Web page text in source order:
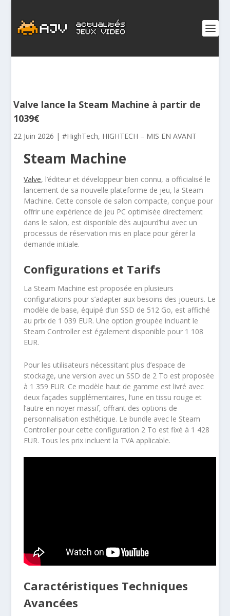
Valve lance la Steam Machine à partir de
1039€
22 Juin 2026 |#HighTech, HIGHTECH – MIS EN AVANT
Steam Machine
Valve, l’éditeur et développeur bien connu, a officialisé le
lancement de sa nouvelle plateforme de jeu, la Steam
Machine. Cette console de salon compacte, conçue pour
offrir une expérience de jeu PC optimisée directement
dans le salon, est disponible dès aujourd’hui avec un
processus de réservation mis en place pour gérer la
demande initiale.
Configurations et Tarifs
La Steam Machine est proposée en plusieurs
configurations pour s’adapter aux besoins des joueurs. Le
modèle de base, équipé d’un SSD de 512 Go, est affiché
au prix de 1 039 EUR. Une option groupée incluant le
Steam Controller est également disponible pour 1 108
EUR.
Pour les utilisateurs nécessitant plus d’espace de
stockage, une version avec un SSD de 2 To est proposée
à 1 359 EUR. Ce modèle haut de gamme est livré avec
deux façades supplémentaires, l’une en tissu rouge et
l’autre en noyer massif, offrant des options de
personnalisation esthétique. Le bundle avec le Steam
Controller pour cette configuration 2 To est fixé à 1 428
EUR. Tous les prix incluent la TVA applicable.
Caractéristiques Techniques
Avancées